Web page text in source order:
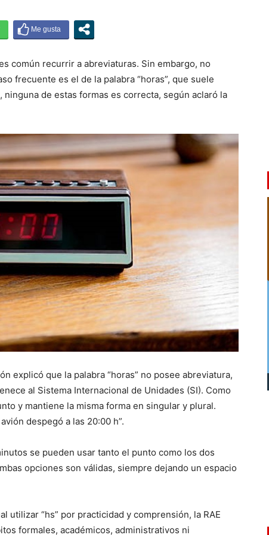
común recurrir a abreviaturas. Sin embargo, no
frecuente es el de la palabra “horas”, que suele
ninguna de estas formas es correcta, según aclaró la
explicó que la palabra “horas” no posee abreviatura,
al Sistema Internacional de Unidades (SI). Como
y mantiene la misma forma en singular y plural.
despegó a las 20:00 h”.
se pueden usar tanto el punto como los dos
opciones son válidas, siempre dejando un espacio
utilizar “hs” por practicidad y comprensión, la RAE
formales, académicos, administrativos ni